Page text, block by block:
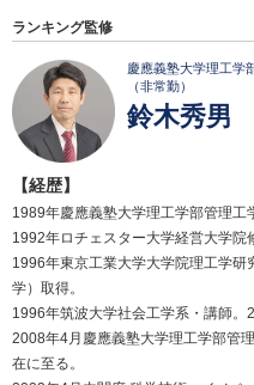
ランキング監修
慶應義塾大学理工学
（非常勤）
鈴木秀男
【経歴】
1989年慶應義塾大学理工学部管理工
1992年ロチェスター大学経営大学院
1996年東京工業大学大学院理工学
学）取得。
1996年筑波大学社会工学系・講師。
2008年4月慶應義塾大学理工学部管
在に至る。